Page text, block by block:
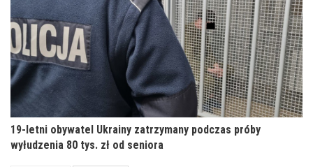
19-letni obywatel Ukrainy zatrzymany podczas próby
wyłudzenia 80 tys. zł od seniora